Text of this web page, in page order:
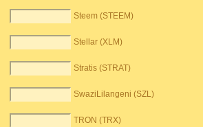
Steem (STEEM)
Stellar (XLM)
Stratis (STRAT)
SwaziLilangeni (SZL)
TRON (TRX)